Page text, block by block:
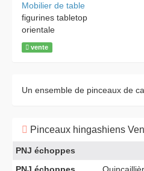
Mobilier de table
figurines tabletop
orientale
vente
Un ensemble de pinceaux de
Pinceaux hingashiens
PNJ échoppes